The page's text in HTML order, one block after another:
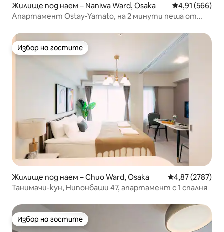
Жилище под наем – Naniwa Ward, Osaka Средна
4,91 (566)
Апартамент Ostay-Yamato, на 2 минути пеша от
Дотомбори/Пазар Куромон/Храм Тенносъдзи/
Цуутен.
Избор на гостите
Избор на гостите
Жилище под наем – Chuo Ward, Osaka Средна
4,87 (2787)
Танимачи-кун, Нипонбаши 47, апартамент с 1 спалня
Избор на гостите
Избор на гостите